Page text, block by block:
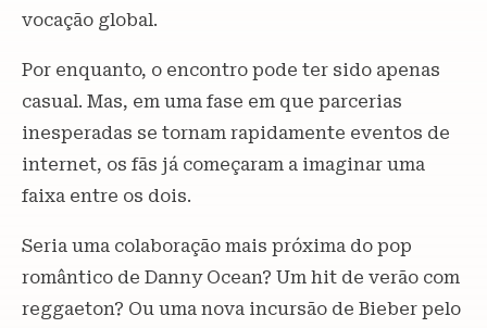
vocação global.
Por enquanto, o encontro pode ter sido apenas
casual. Mas, em uma fase em que parcerias
inesperadas se tornam rapidamente eventos de
internet, os fãs já começaram a imaginar uma
faixa entre os dois.
Seria uma colaboração mais próxima do pop
romântico de Danny Ocean? Um hit de verão com
reggaeton? Ou uma nova incursão de Bieber pelo